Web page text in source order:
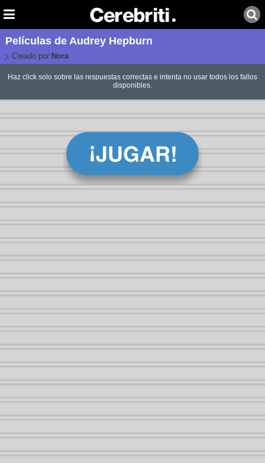
Películas de Audrey Hepburn
Creado por: Nora
Haz click solo sobre las respuestas correctas e intenta no usar todos los fallos
disponibles.